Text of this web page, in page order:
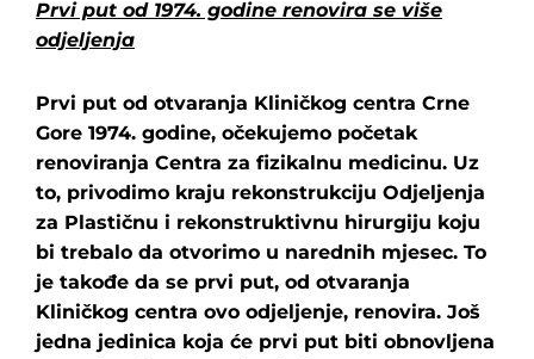
Prvi put od 1974. godine renovira se više
odjeljenja
Prvi put od otvaranja Kliničkog centra Crne
Gore 1974. godine, očekujemo početak
renoviranja Centra za fizikalnu medicinu. Uz
to, privodimo kraju rekonstrukciju Odjeljenja
za Plastičnu i rekonstruktivnu hirurgiju koju
bi trebalo da otvorimo u narednih mjesec. To
je takođe da se prvi put, od otvaranja
Kliničkog centra ovo odjeljenje, renovira. Još
jedna jedinica koja će prvi put biti obnovljena